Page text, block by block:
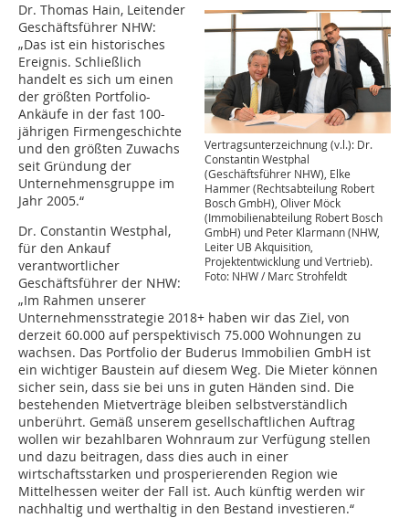
Vertragsunterzeichnung (v.l.): Dr.
Constantin Westphal
(Geschäftsführer NHW), Elke
Hammer (Rechtsabteilung Robert
Bosch GmbH), Oliver Möck
(Immobilienabteilung Robert Bosch
GmbH) und Peter Klarmann (NHW,
Leiter UB Akquisition,
Projektentwicklung und Vertrieb).
Foto: NHW / Marc Strohfeldt
Dr. Thomas Hain, Leitender
Geschäftsführer NHW:
„Das ist ein historisches
Ereignis. Schließlich
handelt es sich um einen
der größten Portfolio-
Ankäufe in der fast 100-
jährigen Firmengeschichte
und den größten Zuwachs
seit Gründung der
Unternehmensgruppe im
Jahr 2005.“
Dr. Constantin Westphal,
für den Ankauf
verantwortlicher
Geschäftsführer der NHW:
„Im Rahmen unserer
Unternehmensstrategie 2018+ haben wir das Ziel, von
derzeit 60.000 auf perspektivisch 75.000 Wohnungen zu
wachsen. Das Portfolio der Buderus Immobilien GmbH ist
ein wichtiger Baustein auf diesem Weg. Die Mieter können
sicher sein, dass sie bei uns in guten Händen sind. Die
bestehenden Mietverträge bleiben selbstverständlich
unberührt. Gemäß unserem gesellschaftlichen Auftrag
wollen wir bezahlbaren Wohnraum zur Verfügung stellen
und dazu beitragen, dass dies auch in einer
wirtschaftsstarken und prosperierenden Region wie
Mittelhessen weiter der Fall ist. Auch künftig werden wir
nachhaltig und werthaltig in den Bestand investieren.“